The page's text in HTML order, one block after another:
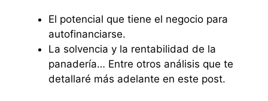
El potencial que tiene el negocio para
autofinanciarse.
La solvencia y la rentabilidad de la
panadería… Entre otros análisis que te
detallaré más adelante en este post.